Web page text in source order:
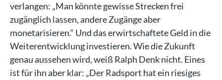
verlangen: „Man könnte gewisse Strecken frei
zugänglich lassen, andere Zugänge aber
monetarisieren.“ Und das erwirtschaftete Geld in die
Weiterentwicklung investieren. Wie die Zukunft
genau aussehen wird, weiß Ralph Denk nicht. Eines
ist für ihn aber klar: „Der Radsport hat ein riesiges